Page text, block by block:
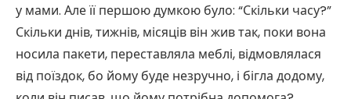
у мами. Але її першою думкою було: “Скільки часу?”
Скільки днів, тижнів, місяців він жив так, поки вона
носила пакети, переставляла меблі, відмовлялася
від поїздок, бо йому буде незручно, і бігла додому,